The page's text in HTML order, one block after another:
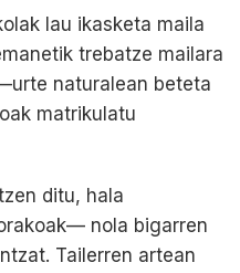
lau ikasketa maila
trebatze mailara
naturalean beteta
matrikulatu
ditu, hala
nola bigarren
Tailerren artean